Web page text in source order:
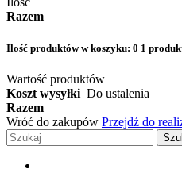
Razem
Ilość produktów w koszyku: 0 1
Wartość produktów
Koszt wysyłki Do ustalenia
Razem
Wróć do zakupów Przejdź do